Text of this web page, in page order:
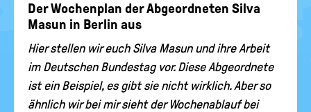
Der Wochenplan der Abgeordneten Silva
Masun in Berlin aus
Hier stellen wir euch Silva Masun und ihre Arbeit
im Deutschen Bundestag vor. Diese Abgeordnete
ist ein Beispiel, es gibt sie nicht wirklich. Aber so
ähnlich wir bei mir sieht der Wochenablauf bei